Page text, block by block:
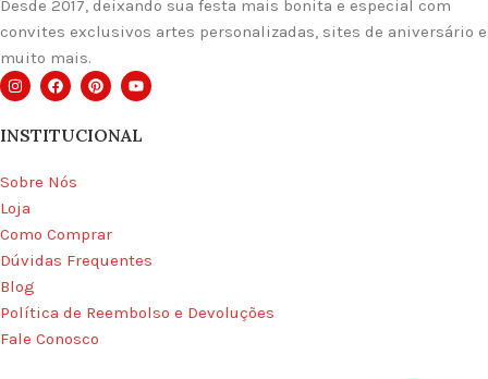
Desde 2017, deixando sua festa mais bonita e especial com
convites exclusivos artes personalizadas, sites de aniversário e
muito mais.
INSTITUCIONAL
Sobre Nós
Loja
Como Comprar
Dúvidas Frequentes
Blog
Política de Reembolso e Devoluções
Fale Conosco